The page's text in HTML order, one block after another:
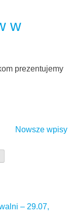
w
prezentujemy
Nowsze wpisy
– 29.07,